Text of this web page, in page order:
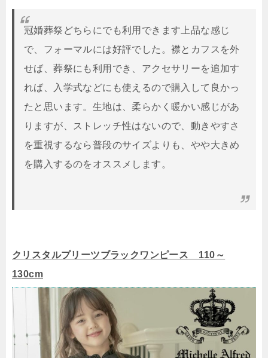
冠婚葬祭どちらにでも利用できます上品な感じ
で、フォーマルには好評でした。襟とカフスを外
せば、葬祭にも利用でき、アクセサリーを追加す
れば、入学式などにも使えるので購入して良かっ
たと思います。生地は、柔らかく暖かい感じがあ
りますが、ストレッチ性はないので、動きやすさ
を重視するなら普段のサイズよりも、やや大きめ
を購入するのをオススメします。
クリスタルプリーツブラックワンピース 110～
130cm